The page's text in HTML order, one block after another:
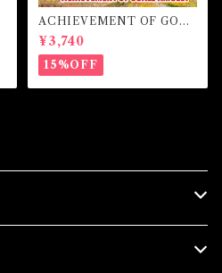
ACHIEVEMENT OF GOAL
S AMULET -あなたを目標達
成へと導くアミュレット-
¥3,740
15%OFF